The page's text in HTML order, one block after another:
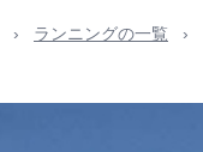
› ランニングの一覧 ›